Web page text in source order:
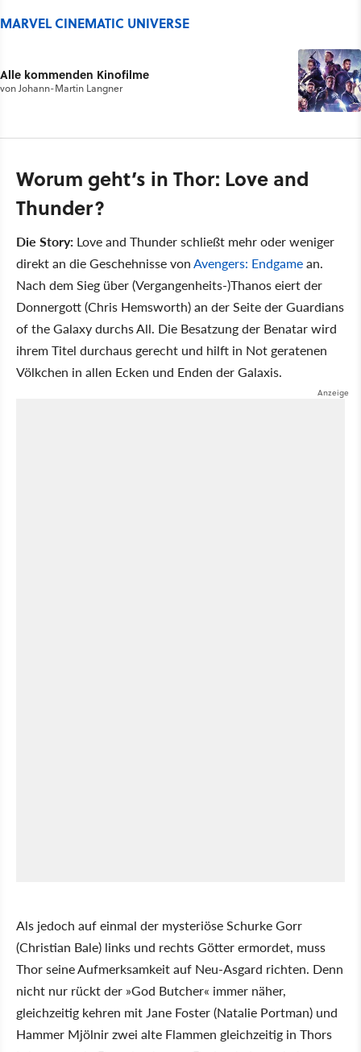
MARVEL CINEMATIC UNIVERSE
Alle kommenden Kinofilme
vonJohann-Martin Langner
Worum geht’s in Thor: Love and
Thunder?
Die Story: Love and Thunder schließt mehr oder weniger
direkt an die Geschehnisse vonAvengers: Endgamean.
Nach dem Sieg über (Vergangenheits-)Thanos eiert der
Donnergott (Chris Hemsworth) an der Seite der Guardians
of the Galaxy durchs All. Die Besatzung der Benatar wird
ihrem Titel durchaus gerecht und hilft in Not geratenen
Völkchen in allen Ecken und Enden der Galaxis.
Als jedoch auf einmal der mysteriöse Schurke Gorr
(Christian Bale) links und rechts Götter ermordet, muss
Thor seine Aufmerksamkeit auf Neu-Asgard richten. Denn
nicht nur rückt der God Butcher immer näher,
gleichzeitig kehren mit Jane Foster (Natalie Portman) und
Hammer Mjölnir zwei alte Flammen gleichzeitig in Thors